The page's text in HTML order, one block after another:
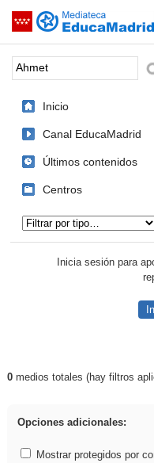
Saltar navegación
Palabra o frase:
Inicio
Canal EducaMadrid
Últimos contenidos
Centros
Inicia sesión para
Resultados de:
0medios totales (hay filtros
Opciones adicionales:
Mostrar protegidos por